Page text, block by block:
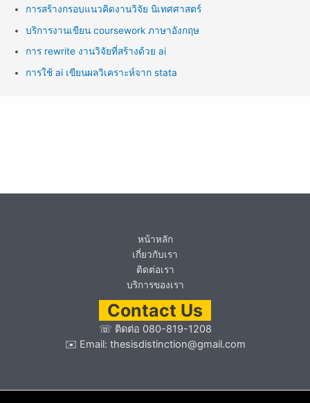
การสร้างกรอบแนวคิดงานวิจัย นิเทศศาสตร์
บริการงานเขียน coursework ภาษาอังกฤษ
การ rewrite งานวิจัยที่สร้างด้วย ai
การใช้ ai เขียนผลวิเคราะห์จาก stata
หน้าหลัก
เกี่ยวกับเรา
ติดต่อเรา
บริการของเรา
Contact Us
☏ ติดต่อ 080-819-1208
✉️ Email: thesisdistinction@gmail.com